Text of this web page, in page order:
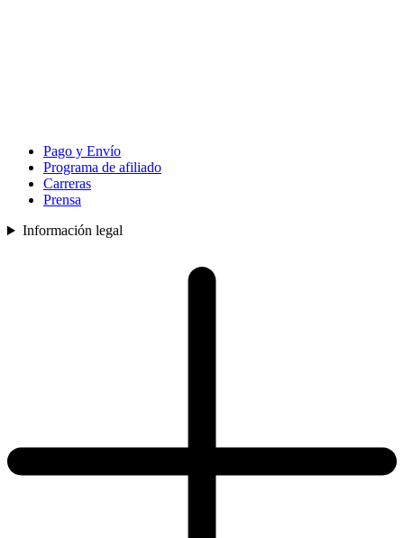
Pago y Envío
Programa de afiliado
Carreras
Prensa
Información legal